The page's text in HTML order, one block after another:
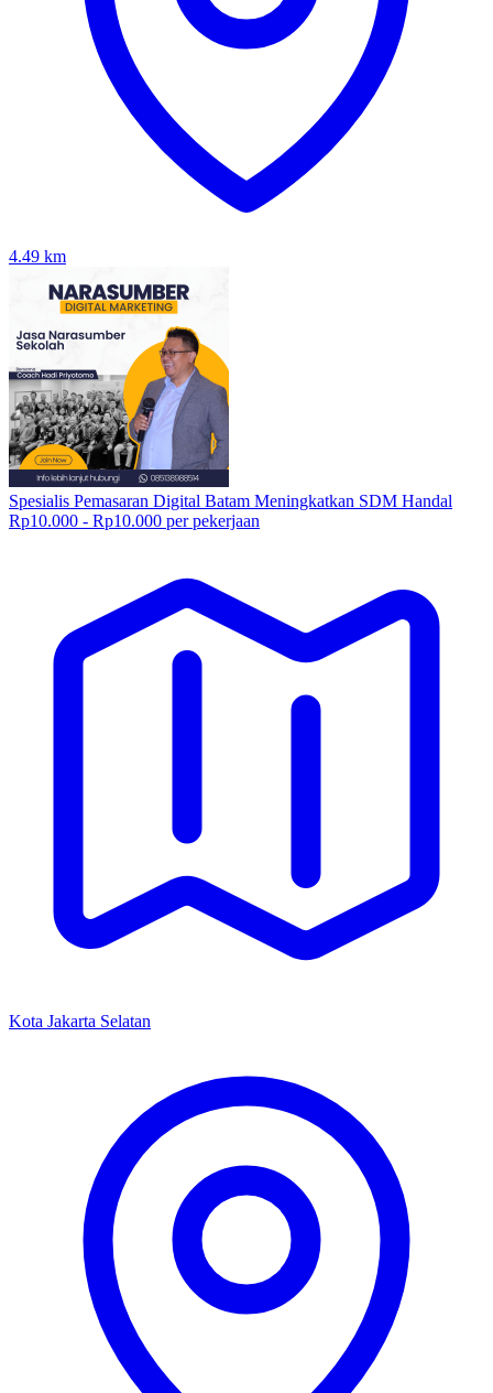
4.49 km
Spesialis Pemasaran Digital Batam Meningkatkan SDM Handal
Rp10.000 - Rp10.000 per pekerjaan
Kota Jakarta Selatan